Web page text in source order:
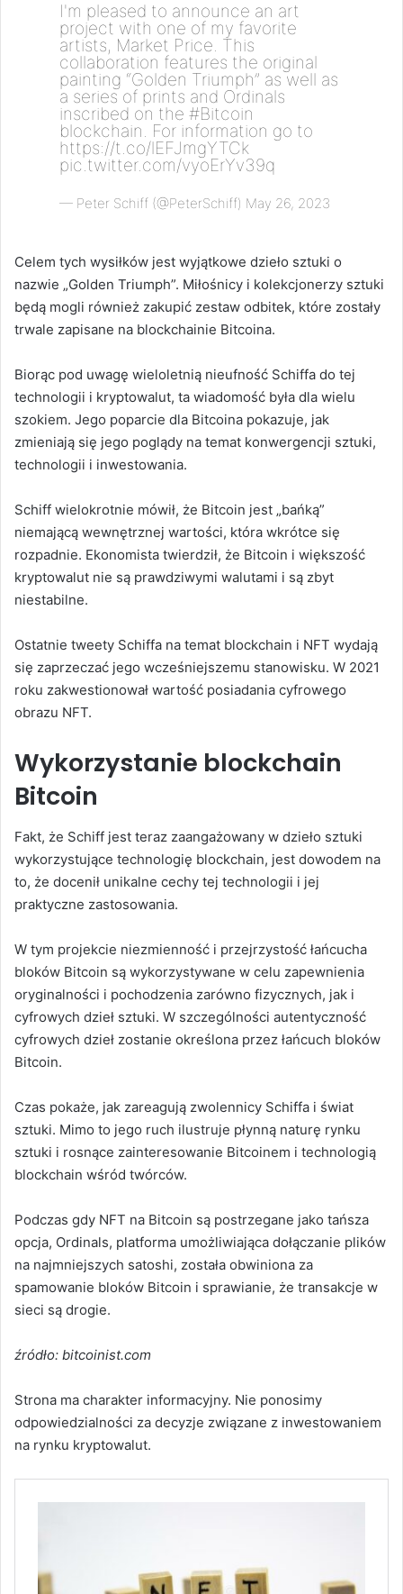
I'm pleased to announce an art
project with one of my favorite
artists, Market Price. This
collaboration features the original
painting “Golden Triumph” as well as
a series of prints and Ordinals
inscribed on the #Bitcoin
blockchain. For information go to
https://t.co/lEFJmgYTCk
pic.twitter.com/vyoErYv39q
— Peter Schiff (@PeterSchiff) May 26, 2023
Celem tych wysiłków jest wyjątkowe dzieło sztuki o
nazwie „Golden Triumph”. Miłośnicy i kolekcjonerzy sztuki
będą mogli również zakupić zestaw odbitek, które zostały
trwale zapisane na blockchainie Bitcoina.
Biorąc pod uwagę wieloletnią nieufność Schiffa do tej
technologii i kryptowalut, ta wiadomość była dla wielu
szokiem. Jego poparcie dla Bitcoina pokazuje, jak
zmieniają się jego poglądy na temat konwergencji sztuki,
technologii i inwestowania.
Schiff wielokrotnie mówił, że Bitcoin jest „bańką”
niemającą wewnętrznej wartości, która wkrótce się
rozpadnie. Ekonomista twierdził, że Bitcoin i większość
kryptowalut nie są prawdziwymi walutami i są zbyt
niestabilne.
Ostatnie tweety Schiffa na temat blockchain i NFT wydają
się zaprzeczać jego wcześniejszemu stanowisku. W 2021
roku zakwestionował wartość posiadania cyfrowego
obrazu NFT.
Wykorzystanie blockchain
Bitcoin
Fakt, że Schiff jest teraz zaangażowany w dzieło sztuki
wykorzystujące technologię blockchain, jest dowodem na
to, że docenił unikalne cechy tej technologii i jej
praktyczne zastosowania.
W tym projekcie niezmienność i przejrzystość łańcucha
bloków Bitcoin są wykorzystywane w celu zapewnienia
oryginalności i pochodzenia zarówno fizycznych, jak i
cyfrowych dzieł sztuki. W szczególności autentyczność
cyfrowych dzieł zostanie określona przez łańcuch bloków
Bitcoin.
Czas pokaże, jak zareagują zwolennicy Schiffa i świat
sztuki. Mimo to jego ruch ilustruje płynną naturę rynku
sztuki i rosnące zainteresowanie Bitcoinem i technologią
blockchain wśród twórców.
Podczas gdy NFT na Bitcoin są postrzegane jako tańsza
opcja, Ordinals, platforma umożliwiająca dołączanie plików
na najmniejszych satoshi, została obwiniona za
spamowanie bloków Bitcoin i sprawianie, że transakcje w
sieci są drogie.
źródło: bitcoinist.com
Strona ma charakter informacyjny. Nie ponosimy
odpowiedzialności za decyzje związane z inwestowaniem
na rynku kryptowalut.